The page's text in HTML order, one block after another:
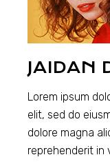
JAIDAN
Lorem ipsum
elit, sed do
dolore magna
reprehenderit in